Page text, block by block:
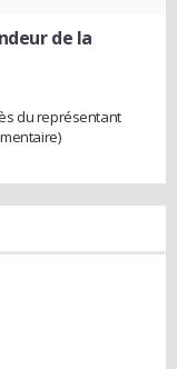
de la
du représentant